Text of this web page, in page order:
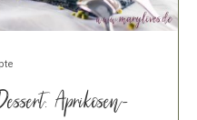
Aprikosen-